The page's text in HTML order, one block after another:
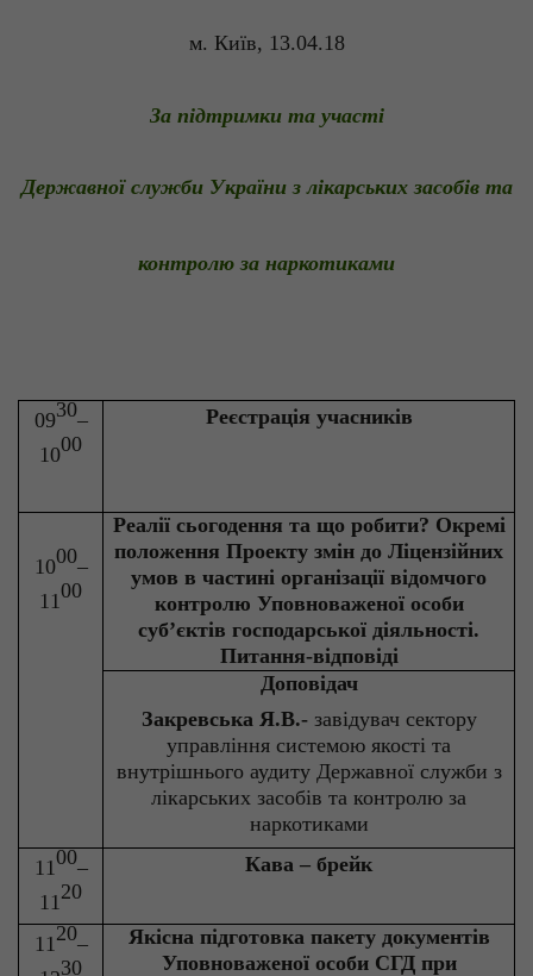
м. Київ, 13.04.18
За підтримки та участі
Державної служби України з лікарських засобів та
контролю за наркотиками
0930–
1000
Реєстрація учасників
1000–
1100
Реалії сьогодення та що робити? Окремі
положення Проекту змін до Ліцензійних
умов в частині організації відомчого
контролю Уповноваженої особи
суб’єктів господарської діяльності.
Питання-відповіді
Доповідач
Закревська Я.В.-завідувач сектору
управління системою якості та
внутрішнього аудиту Державної служби з
лікарських засобів та контролю за
наркотиками
1100–
11 20
Кава – брейк
1120–
30
Якісна підготовка пакету документів
Уповноваженої особи СГД при